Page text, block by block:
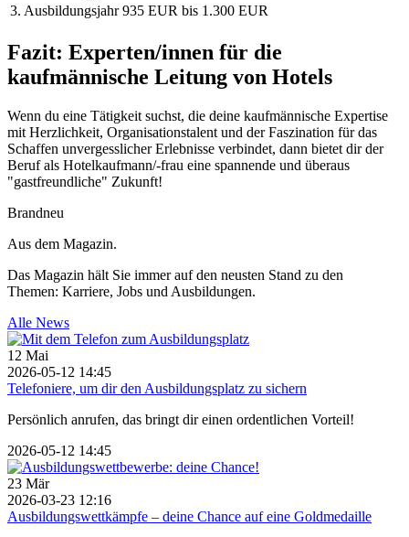
3. Ausbildungsjahr 935 EUR bis 1.300 EUR
Fazit: Experten/innen für die
kaufmännische Leitung von Hotels
Wenn du eine Tätigkeit suchst, die deine kaufmännische Expertise
mit Herzlichkeit, Organisationstalent und der Faszination für das
Schaffen unvergesslicher Erlebnisse verbindet, dann bietet dir der
Beruf als Hotelkaufmann/-frau eine spannende und überaus
"gastfreundliche" Zukunft!
Brandneu
Aus dem Magazin.
Das Magazin hält Sie immer auf den neusten Stand zu den
Themen: Karriere, Jobs und Ausbildungen.
Alle News
12 Mai
2026-05-12 14:45
Telefoniere, um dir den Ausbildungsplatz zu sichern
Persönlich anrufen, das bringt dir einen ordentlichen Vorteil!
2026-05-12 14:45
23 Mär
2026-03-23 12:16
Ausbildungswettkämpfe – deine Chance auf eine Goldmedaille